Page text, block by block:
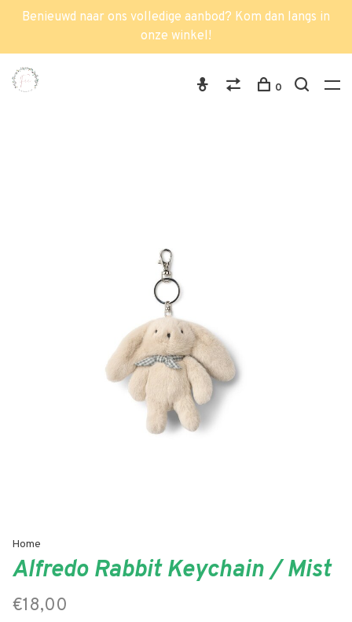
Benieuwd naar ons volledige aanbod? Kom dan langs in
onze winkel!
0
Home
Alfredo Rabbit Keychain / Mist
€18,00